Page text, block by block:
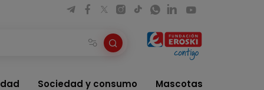
Sociedad y consumo Mascotas